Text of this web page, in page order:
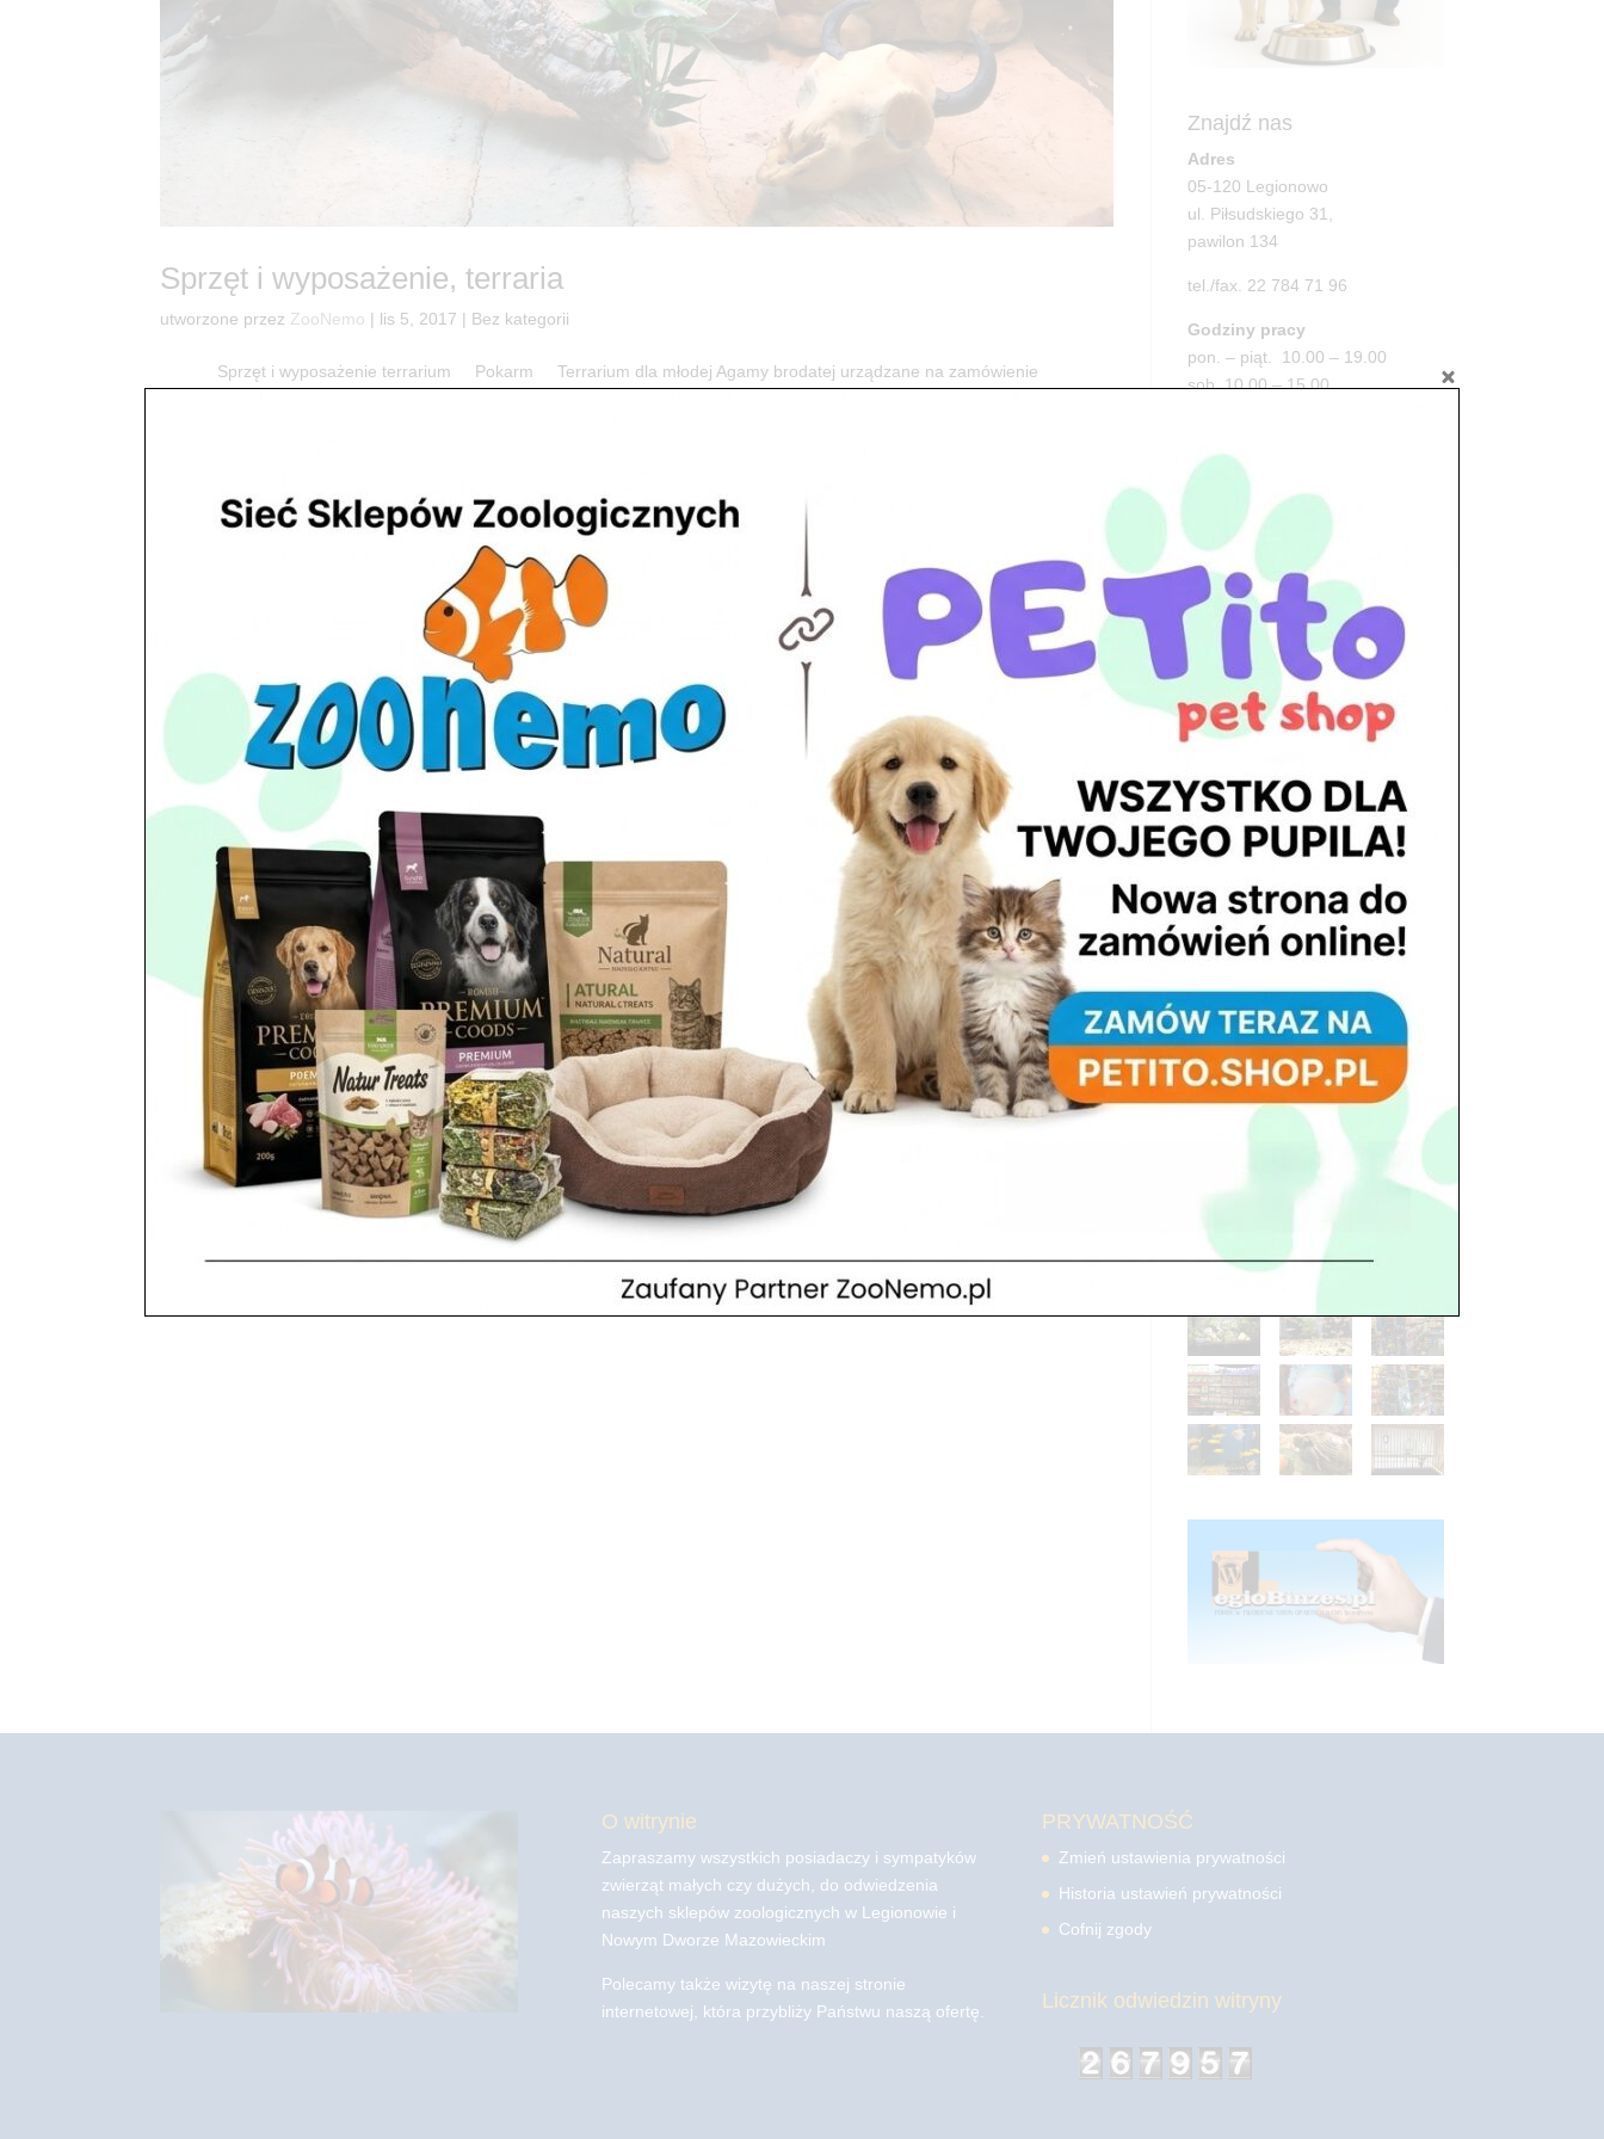
Sprzęt i wyposażenie, terraria
utworzone przez ZooNemo | lis 5, 2017 | Bez kategorii
Sprzęt i wyposażenie terrarium Pokarm Terrarium dla młodej Agamy brodatej urządzane na zamówienie
Znajdź nas
Adres
05-120 Legionowo
ul. Piłsudskiego 31,
pawilon 134
tel./fax. 22 784 71 96
Godziny pracy
pon. – piąt. 10.00 – 19.00
sob. 10.00 – 15.00
Adres
05-100 Nowy Dwór Mazowiecki
ul. Leśna 2
tel. 503 900 215
Godziny pracy
pon. – piąt. 10.00 – 19.00
sob. 8.00 – 15.00
niedz. zamknięte
O witrynie
Zapraszamy wszystkich posiadaczy i sympatyków
zwierząt małych czy dużych, do odwiedzenia
naszych sklepów zoologicznych w Legionowie i
Nowym Dworze Mazowieckim
Polecamy także wizytę na naszej stronie
internetowej, która przybliży Państwu naszą ofertę.
PRYWATNOŚĆ
Zmień ustawienia prywatności
Historia ustawień prywatności
Cofnij zgody
Licznik odwiedzin witryny